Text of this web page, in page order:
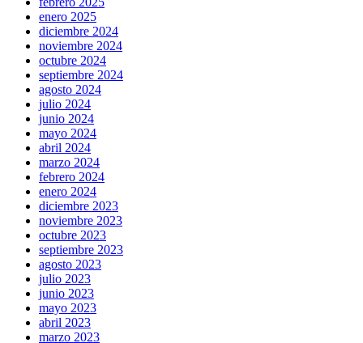
enero 2025
diciembre 2024
noviembre 2024
octubre 2024
septiembre 2024
agosto 2024
julio 2024
junio 2024
mayo 2024
abril 2024
marzo 2024
febrero 2024
enero 2024
diciembre 2023
noviembre 2023
octubre 2023
septiembre 2023
agosto 2023
julio 2023
junio 2023
mayo 2023
abril 2023
marzo 2023